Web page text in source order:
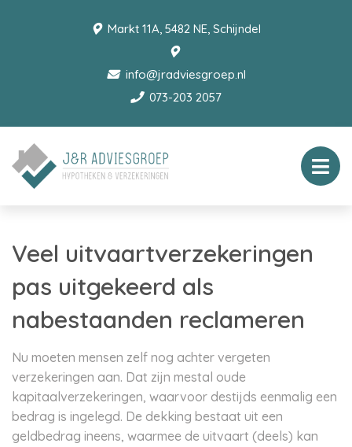
Markt 11A, 5482 NE, Schijndel
info@jradviesgroep.nl
073-203 2057
Veel uitvaartverzekeringen
pas uitgekeerd als
nabestaanden reclameren
Nu moeten mensen zelf nog achter vergeten
verzekeringen aan. Dat zijn mestal oude
kapitaalverzekeringen, waarvoor destijds eenmalig een
bedrag is ingelegd. De dekking bestaat uit een
geldbedrag ineens, waarmee de uitvaart (deels) kan